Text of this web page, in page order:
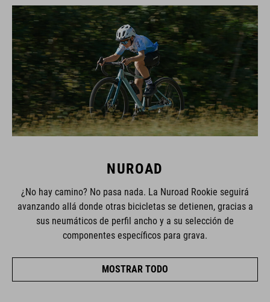
NUROAD
¿No hay camino? No pasa nada. La Nuroad Rookie seguirá
avanzando allá donde otras bicicletas se detienen, gracias a
sus neumáticos de perfil ancho y a su selección de
componentes específicos para grava.
MOSTRAR TODO